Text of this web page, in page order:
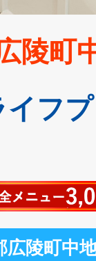
陵町
イフ
広陵町中